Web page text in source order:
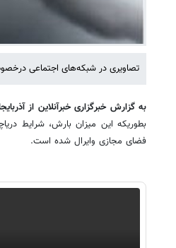
تصاویری در شبکه‌های اجتماعی
به گزارش خبرگزاری خبرآنلاین از
بطوریکه این میزان بارش، شرایط
فضای مجازی وایرال شده است.